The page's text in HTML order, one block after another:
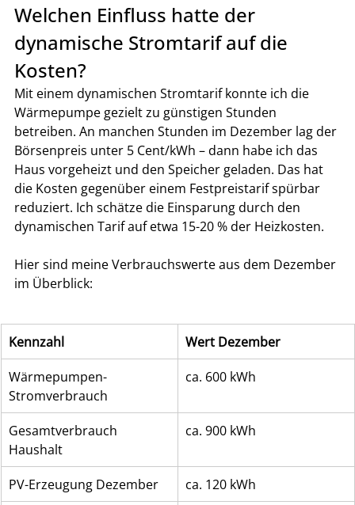
Welchen Einfluss hatte der
dynamische Stromtarif auf die
Kosten?
Mit einem dynamischen Stromtarif konnte ich die
Wärmepumpe gezielt zu günstigen Stunden
betreiben. An manchen Stunden im Dezember lag der
Börsenpreis unter 5 Cent/kWh – dann habe ich das
Haus vorgeheizt und den Speicher geladen. Das hat
die Kosten gegenüber einem Festpreistarif spürbar
reduziert. Ich schätze die Einsparung durch den
dynamischen Tarif auf etwa 15-20 % der Heizkosten.
Hier sind meine Verbrauchswerte aus dem Dezember
im Überblick:
Kennzahl
Wert Dezember
Wärmepumpen-
Stromverbrauch
ca. 600 kWh
Gesamtverbrauch
Haushalt
ca. 900 kWh
PV-Erzeugung Dezember ca. 120 kWh